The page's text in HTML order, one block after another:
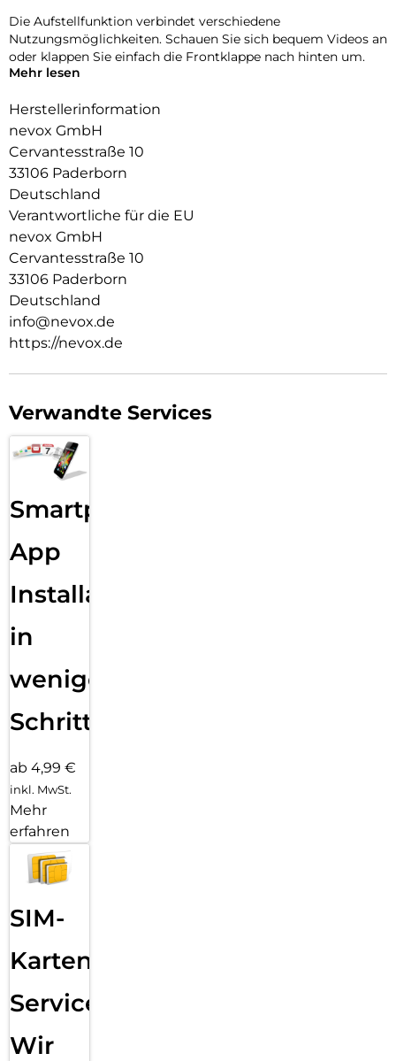
Die Aufstellfunktion verbindet verschiedene
Nutzungsmöglichkeiten. Schauen Sie sich bequem Videos an
oder klappen Sie einfach die Frontklappe nach hinten um.
Bedienung kinderleicht und die Schutzhülle öffnet sich nicht
ungewollt.
Beim Umklappen der Frontklappe wird diese ebenfalls durch
die Magneten auf der Rückseite fixiert,
somit ist ein bequemes Telefonieren und Bedienen
Mehr lesen
Herstellerinformation
nevox GmbH
Cervantesstraße 10
33106 Paderborn
Deutschland
Verantwortliche für die EU
nevox GmbH
Cervantesstraße 10
33106 Paderborn
Deutschland
info@nevox.de
https://nevox.de
Verwandte Services
Smartphone
App
Installation
in
wenigen
Schritten
ab 4,99 €
inkl. MwSt.
Mehr
erfahren
SIM-
Karten
Service:
Wir